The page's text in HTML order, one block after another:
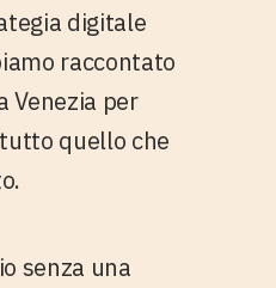
digitale
raccontato
Venezia per
quello che
senza una